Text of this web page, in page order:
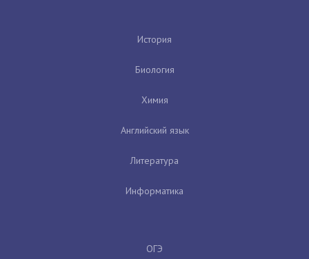
История
Биология
Химия
Английский язык
Литература
Информатика
ОГЭ